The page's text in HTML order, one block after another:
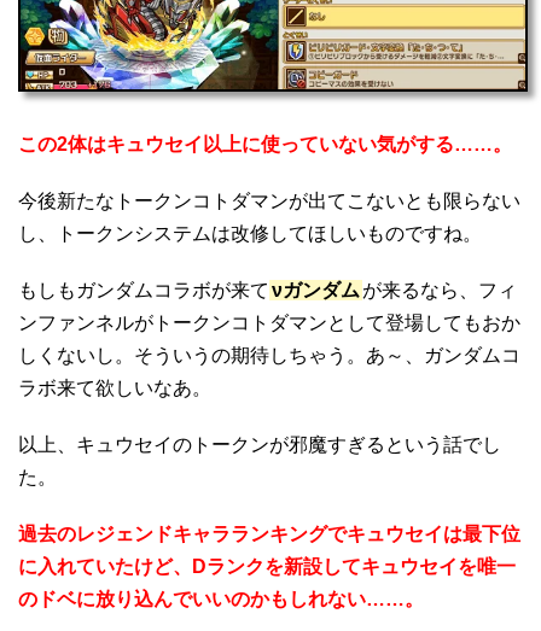
この2体はキュウセイ以上に使っていない気がする……。
今後新たなトークンコトダマンが出てこないとも限らない
し、トークンシステムは改修してほしいものですね。
もしもガンダムコラボが来て νガンダム が来るなら、フィ
ンファンネルがトークンコトダマンとして登場してもおか
しくないし。そういうの期待しちゃう。あ～、ガンダムコ
ラボ来て欲しいなあ。
以上、キュウセイのトークンが邪魔すぎるという話でし
た。
過去のレジェンドキャラランキングでキュウセイは最下位
に入れていたけど、Dランクを新設してキュウセイを唯一
のドベに放り込んでいいのかもしれない……。